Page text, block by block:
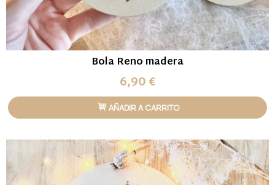
Bola Reno madera
6,90 €
AÑADIR A CARRITO